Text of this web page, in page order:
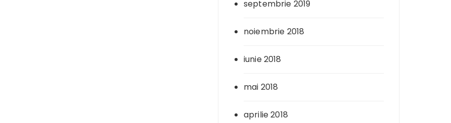
septembrie 2019
noiembrie 2018
iunie 2018
mai 2018
aprilie 2018